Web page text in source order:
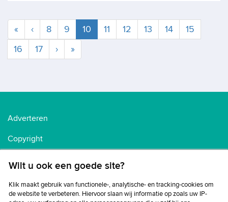
« ‹ 8 9 10 Huidige
11 12 13 14
15
16
17 › »
Adverteren
Copyright
Cookiebeleid
Wilt u ook een goede site?
Klik maakt gebruik van functionele-, analytische- en tracking-cookies om
de website te verbeteren. Hiervoor slaan wij informatie op zoals uw IP-